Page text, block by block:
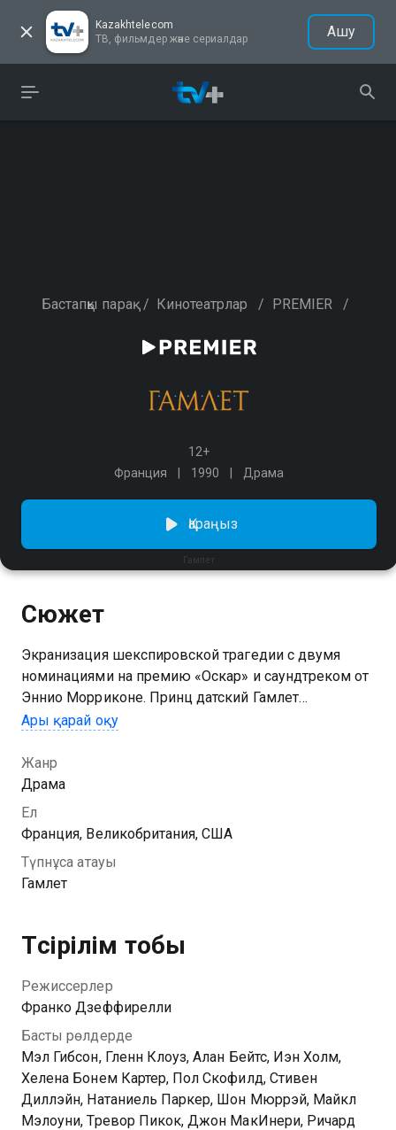
Kazakhtelecom
ТВ, фильмдер және сериалдар
Ашу
Бастапқы парақ / Кинотеатрлар / PREMIER /
12+
Франция
1990 Драма
Гамлет
Қараңыз
Сюжет
Экранизация шекспировской трагедии с двумя
номинациями на премию «Оскар» и саундтреком от
Эннио Морриконе. Принц датский Гамлет
возвращается домой после смерти отца. Его мать
погибшего мужа, которому перешла корона. Вскоре
принцу является призрак отца и обвиняет в своей
гибели амбициозного Клавдия и неверную супругу
Гертруду. Гамлет решает отомстить и начинает
искать доказательства их вины.
Ары қарай оқу
Жанр
Драма
Ел
Франция, Великобритания, США
Түпнұсқа атауы
Гамлет
Түсірілім тобы
Режиссерлер
Франко Дзеффирелли
Басты рөлдерде
Мэл Гибсон, Гленн Клоуз, Алан Бейтс, Иэн Холм,
Хелена Бонем Картер, Пол Скофилд, Стивен
Диллэйн, Натаниель Паркер, Шон Мюррэй, Майкл
Мэлоуни, Тревор Пикок, Джон МакИнери, Ричард